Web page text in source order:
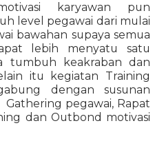
karyawan pun
level pegawai dari mulai
bawahan supaya semua
lebih menyatu satu
tumbuh keakraban dan
itu kegiatan Training
dengan susunan
pegawai, Rapat
dan Outbond motivasi